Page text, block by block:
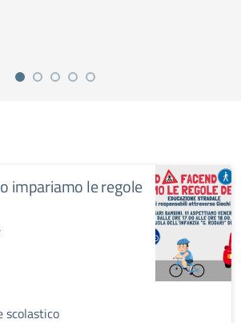
impariamo le regole
scolastico